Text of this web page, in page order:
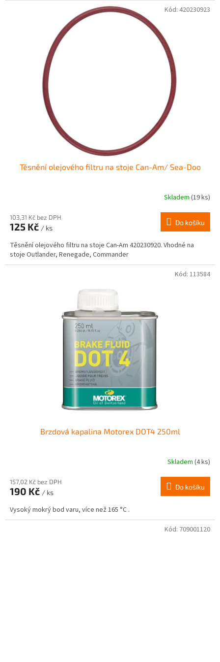
Těsnění olejového filtru na stoje Can-Am/ Sea-Doo
Skladem (19 ks)
103,31 Kč bez DPH
125 Kč / ks
Do košíku
Těsnění olejového filtru na stoje Can-Am 420230920. Vhodné na
stoje Outlander, Renegade, Commander
Kód: 420230923
Brzdová kapalina Motorex DOT4 250ml
Skladem (4 ks)
157,02 Kč bez DPH
190 Kč / ks
Do košíku
Vysoký mokrý bod varu, více než 165 °C .
Kód: 113584
Kód: 709001120